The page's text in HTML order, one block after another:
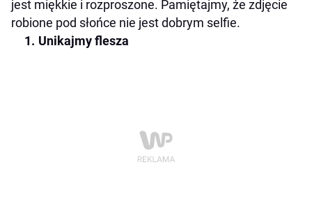
jest miękkie i rozproszone. Pamiętajmy, że zdjęcie
robione pod słońce nie jest dobrym selfie.
Unikajmy flesza